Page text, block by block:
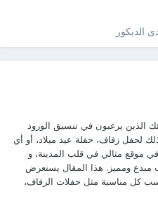
الديكور
الذين يرغبون في تنسيق الورود
لحفل زفاف، حفلة عيد ميلاد، أو أي
موقع مثالي في قلب المدينة، و
مبدع ومميز. هذا المقال يستعرض
كل مناسبة مثل حفلات الزفاف،